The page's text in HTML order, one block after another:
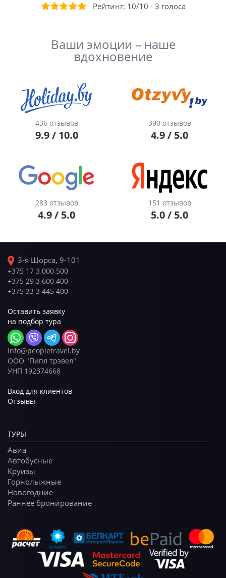
Рейтинг: 10/10 - 3 голоса
Ваши эмоции – наше
вдохновение
436 отзывов
9.9 / 10.0
390 отзывов
4.9 / 5.0
283 отзывов
4.9 / 5.0
151 отзывов
5.0 / 5.0
3-я Щорса, 9-101
+375 17 3 000 500
+375 29 3 600 400
+375 33 3 445 400
Оставить заявку
на подбор тура
info@peopletravel.by
ООО "Пипл трэвел"
УНП 192374668
Вход для клиентов
Отзывы
ТУРЫ
Авиа
Автобусные
Круизы
Горнолыжные
Новогодние
Раннее бронирование